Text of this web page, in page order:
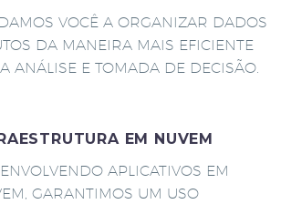
VOCÊ A ORGANIZAR DADOS
DA MANEIRA MAIS EFICIENTE
ANÁLISE E TOMADA DE DECISÃO.
EM NUVEM
APLICATIVOS EM
GARANTIMOS UM USO